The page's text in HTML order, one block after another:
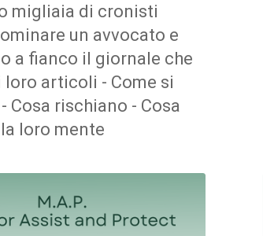
migliaia di cronisti
un avvocato e
a fianco il giornale che
loro articoli - Come si
Cosa rischiano - Cosa
loro mente